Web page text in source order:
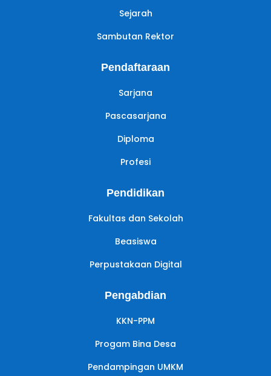
Sejarah
Sambutan Rektor
Pendaftaraan
Sarjana
Pascasarjana
Diploma
Profesi
Pendidikan
Fakultas dan Sekolah
Beasiswa
Perpustakaan Digital
Pengabdian
KKN-PPM
Progam Bina Desa
Pendampingan UMKM